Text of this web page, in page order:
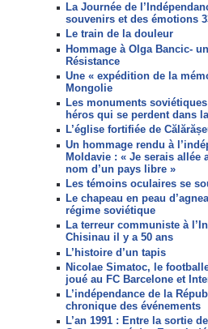
La Journée de
souvenirs et des émotions
Le train de la douleur
Hommage à Olga Bancic-
Résistance
Une « expédition de la
Mongolie
Les monuments
héros qui se perdent dans
L’église fortifiée de
Un hommage rendu à
Moldavie : « Je serais allée
nom d’un pays libre »
Les témoins oculaires se
Le chapeau en peau
régime soviétique
La terreur communiste à
Chisinau il y a 50 ans
L’histoire d’un tapis
Nicolae Simatoc, le
joué au FC Barcelone et
L’indépendance de la
chronique des événements
L’an 1991 : Entre la sortie